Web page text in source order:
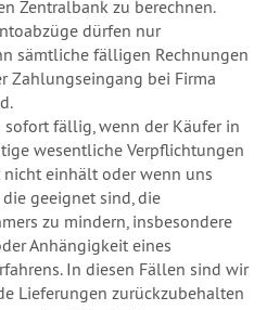
Zentralbank zu berechnen.
dürfen nur
sämtliche fälligen Rechnungen
Zahlungseingang bei Firma
sofort fällig, wenn der Käufer in
wesentliche Verpflichtungen
einhält oder wenn uns
geeignet sind, die
zu mindern, insbesondere
Anhängigkeit eines
In diesen Fällen sind wir
Lieferungen zurückzubehalten